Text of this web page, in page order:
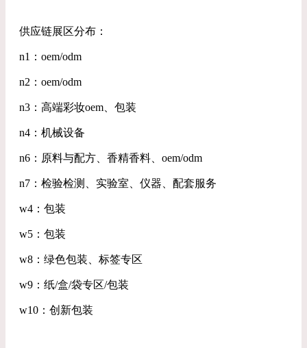
供应链展区分布：
n1：oem/odm
n2：oem/odm
n3：高端彩妆oem、包装
n4：机械设备
n6：原料与配方、香精香料、oem/odm
n7：检验检测、实验室、仪器、配套服务
w4：包装
w5：包装
w8：绿色包装、标签专区
w9：纸/盒/袋专区/包装
w10：创新包装